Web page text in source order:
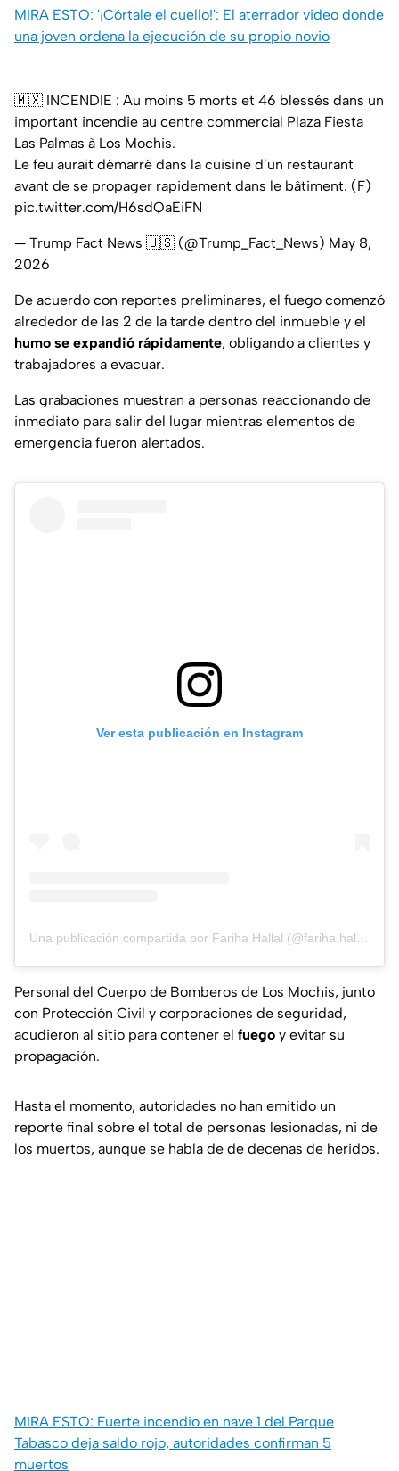
MIRA ESTO: '¡Córtale el cuello!': El aterrador video donde
una joven ordena la ejecución de su propio novio
🇲🇽 INCENDIE : Au moins 5 morts et 46 blessés dans un
important incendie au centre commercial Plaza Fiesta
Las Palmas à Los Mochis.
Le feu aurait démarré dans la cuisine d’un restaurant
avant de se propager rapidement dans le bâtiment. (F)
pic.twitter.com/H6sdQaEiFN
— Trump Fact News 🇺🇸 (@Trump_Fact_News) May 8,
2026
De acuerdo con reportes preliminares, el fuego comenzó
alrededor de las 2 de la tarde dentro del inmueble y el
humo se expandió rápidamente, obligando a clientes y
trabajadores a evacuar.
Las grabaciones muestran a personas reaccionando de
inmediato para salir del lugar mientras elementos de
emergencia fueron alertados.
Ver esta publicación en Instagram
Una publicación compartida por Fariha Hallal (@fariha.hallal)
Personal del Cuerpo de Bomberos de Los Mochis, junto
con Protección Civil y corporaciones de seguridad,
acudieron al sitio para contener el fuego y evitar su
propagación.
Hasta el momento, autoridades no han emitido un
reporte final sobre el total de personas lesionadas, ni de
los muertos, aunque se habla de de decenas de heridos.
MIRA ESTO: Fuerte incendio en nave 1 del Parque
Tabasco deja saldo rojo, autoridades confirman 5
muertos